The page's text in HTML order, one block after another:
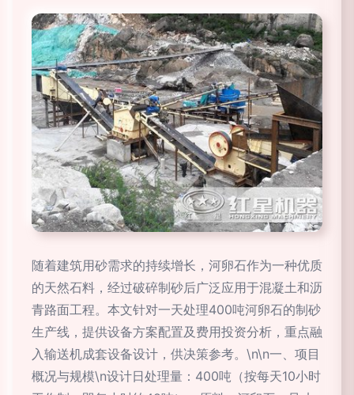
随着建筑用砂需求的持续增长，河卵石作为一种优质
的天然石料，经过破碎制砂后广泛应用于混凝土和沥
青路面工程。本文针对一天处理400吨河卵石的制砂
生产线，提供设备方案配置及费用投资分析，重点融
入输送机成套设备设计，供决策参考。\n\n一、项目
概况与规模\n设计日处理量：400吨（按每天10小时